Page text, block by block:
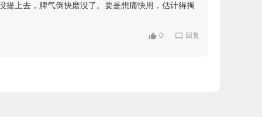
上去，脾气倒快磨没了。要是想痛快用，估计得掏
0 回复